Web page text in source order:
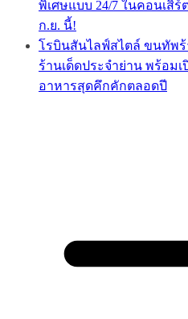
พิเศษแบบ 24/7 ในคอนเสิ
ก.ย. นี้!
โรบินสันไลฟ์สไตล์ ขนทัพ
ร้านเด็ดประจำย่าน พร้อมเ
อาหารสุดคึกคักตลอดปี